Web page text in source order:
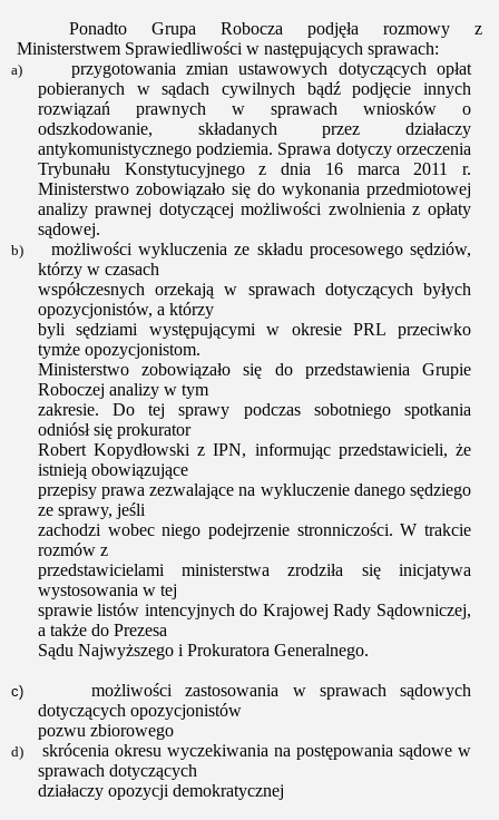
Ponadto Grupa Robocza podjęła rozmowy z
Ministerstwem Sprawiedliwości w następujących sprawach:
a)
przygotowania zmian ustawowych dotyczących opłat
pobieranych w sądach cywilnych bądź podjęcie innych
rozwiązań prawnych w sprawach wniosków o
odszkodowanie, składanych przez działaczy
antykomunistycznego podziemia. Sprawa dotyczy orzeczenia
Trybunału Konstytucyjnego z dnia 16 marca 2011 r.
Ministerstwo zobowiązało się do wykonania przedmiotowej
analizy prawnej dotyczącej możliwości zwolnienia z opłaty
sądowej.
b)
możliwości wykluczenia ze składu procesowego sędziów,
którzy w czasach
współczesnych orzekają w sprawach dotyczących byłych
opozycjonistów, a którzy
byli sędziami występującymi w okresie PRL przeciwko
tymże opozycjonistom.
Ministerstwo zobowiązało się do przedstawienia Grupie
Roboczej analizy w tym
zakresie. Do tej sprawy podczas sobotniego spotkania
odniósł się prokurator
Robert Kopydłowski z IPN, informując przedstawicieli, że
istnieją obowiązujące
przepisy prawa zezwalające na wykluczenie danego sędziego
ze sprawy, jeśli
zachodzi wobec niego podejrzenie stronniczości. W trakcie
rozmów z
przedstawicielami ministerstwa zrodziła się inicjatywa
wystosowania w tej
sprawie listów intencyjnych do Krajowej Rady Sądowniczej,
a także do Prezesa
Sądu Najwyższego i Prokuratora Generalnego.
c)
możliwości zastosowania w sprawach sądowych
dotyczących opozycjonistów
pozwu zbiorowego
d)
skrócenia okresu wyczekiwania na postępowania sądowe w
sprawach dotyczących
działaczy opozycji demokratycznej